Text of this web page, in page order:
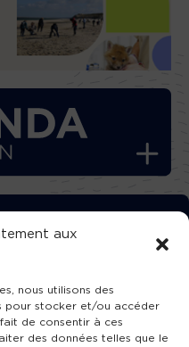
aux
nous utilisons des
pour stocker et/ou accéder
de consentir à ces
des données telles que le
TVBA !